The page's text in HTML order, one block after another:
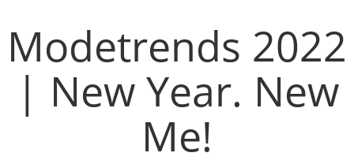
Modetrends 2022
| New Year. New
Me!